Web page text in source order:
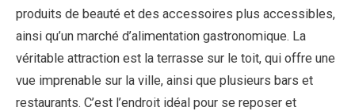
produits de beauté et des accessoires plus accessibles,
ainsi qu’un marché d’alimentation gastronomique. La
véritable attraction est la terrasse sur le toit, qui offre une
vue imprenable sur la ville, ainsi que plusieurs bars et
restaurants. C’est l’endroit idéal pour se reposer et